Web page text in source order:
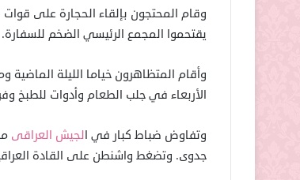
وقام المحتجون بإلقاء الحجارة على
يقتحموا المجمع الرئيسي الضخم للسفارة.
وأقام المتظاهرون خياما الليلة الماضية
الأربعاء في جلب الطعام وأدوات للطبخ
وتفاوض ضباط كبار في الجيش العراقى
جدوى. وتضغط واشنطن على القادة